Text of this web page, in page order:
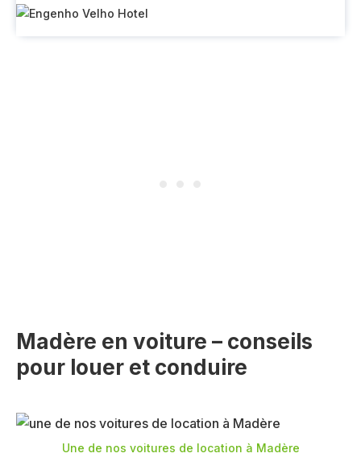
Madère en voiture – conseils
pour louer et conduire
Une de nos voitures de location à Madère